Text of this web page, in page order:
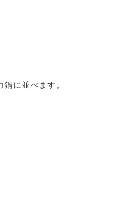
に並べます。